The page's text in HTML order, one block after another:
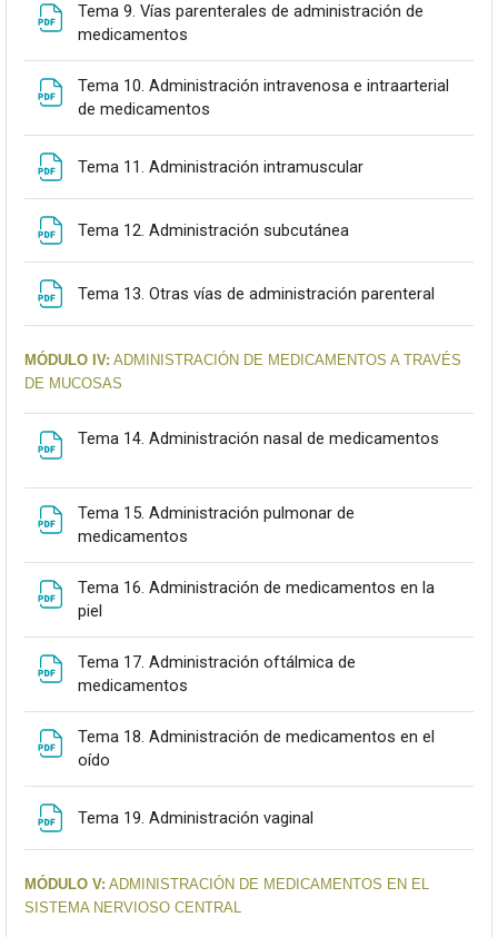
Tema 9. Vías parenterales de administración de
medicamentos
Tema 10. Administración intravenosa e intraarterial
de medicamentos
Tema 11. Administración intramuscular
Tema 12. Administración subcutánea
Tema 13. Otras vías de administración parenteral
MÓDULO IV: ADMINISTRACIÓN DE MEDICAMENTOS A TRAVÉS
DE MUCOSAS
Tema 14. Administración nasal de medicamentos
Tema 15. Administración pulmonar de
medicamentos
Tema 16. Administración de medicamentos en la
piel
Tema 17. Administración oftálmica de
medicamentos
Tema 18. Administración de medicamentos en el
oído
Tema 19. Administración vaginal
MÓDULO V: ADMINISTRACIÓN DE MEDICAMENTOS EN EL
SISTEMA NERVIOSO CENTRAL